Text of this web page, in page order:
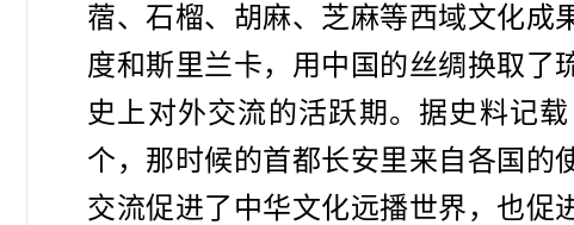
蓿、石榴、胡麻、芝麻等西域文化成
度和斯里兰卡，用中国的丝绸换取了
史上对外交流的活跃期。据史料记
个，那时候的首都长安里来自各国的
交流促进了中华文化远播世界，也促